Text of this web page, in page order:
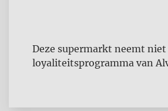
Deze supermarkt neemt niet
loyaliteitsprogramma van